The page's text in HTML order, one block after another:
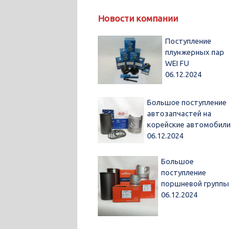
Новости компании
Поступление
плунжерных пар
WEI FU
06.12.2024
Большое поступление
автозапчастей на
корейские автомобили
06.12.2024
Большое
поступление
поршневой группы
06.12.2024